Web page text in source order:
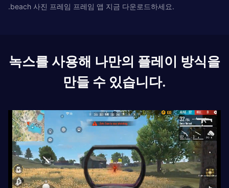
.beach 사진 프레임 프레임 앱 지금 다운로드하세요.
녹스를 사용해 나만의 플레이 방식을
만들 수 있습니다.